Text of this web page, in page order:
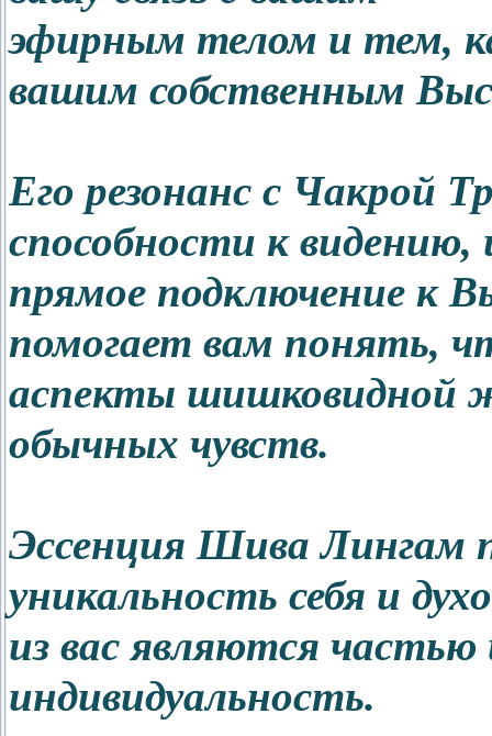
эфирным телом и тем,
вашим собственным
Его резонанс с Чакрой
способности к видению,
прямое подключение к
помогает вам понять,
аспекты шишковидной
обычных чувств.
Эссенция Шива Лингам
уникальность себя и
из вас являются частью
индивидуальность.